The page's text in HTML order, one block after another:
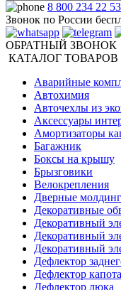
8 800 234 22 53
Звонок по России
ОБРАТНЫЙ ЗВОНОК
КАТАЛОГ ТОВАРОВ
Аварийные
Автохимия
Авточехлы из
Аксессуары
Амортизаторы
Багажник
Боксы на крышу
Брызговики
Велокрепления
Дверные
Декоративные
Декоративный
Декоративный
Декоративный
Дефлектор
Дефлектор капота
Дефлектор люка